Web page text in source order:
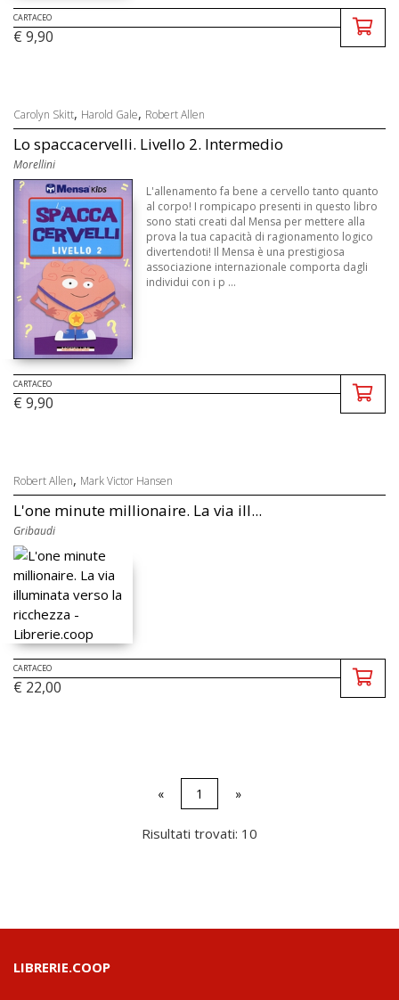
CARTACEO
€ 9,90
Carolyn Skitt, Harold Gale, Robert Allen
Lo spaccacervelli. Livello 2. Intermedio
Morellini
L'allenamento fa bene a cervello tanto quanto
al corpo! I rompicapo presenti in questo libro
sono stati creati dal Mensa per mettere alla
prova la tua capacità di ragionamento logico
divertendoti! Il Mensa è una prestigiosa
associazione internazionale comporta dagli
individui con i p ...
CARTACEO
€ 9,90
Robert Allen, Mark Victor Hansen
L'one minute millionaire. La via ill...
Gribaudi
CARTACEO
€ 22,00
« 1 »
Risultati trovati: 10
LIBRERIE.COOP